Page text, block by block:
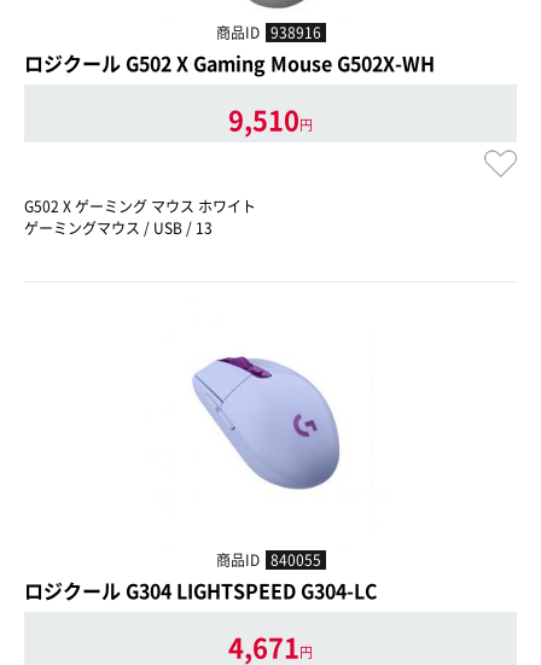
商品ID 938916
ロジクール G502 X Gaming Mouse G502X-WH
9,510円
G502 X ゲーミング マウス ホワイト
ゲーミングマウス / USB / 13
商品ID 840055
ロジクール G304 LIGHTSPEED G304-LC
4,671円